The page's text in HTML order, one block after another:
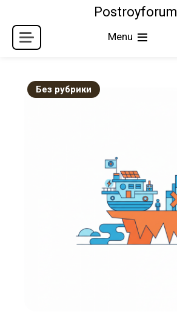
content
Postroyforum
Menu
Без рубрики